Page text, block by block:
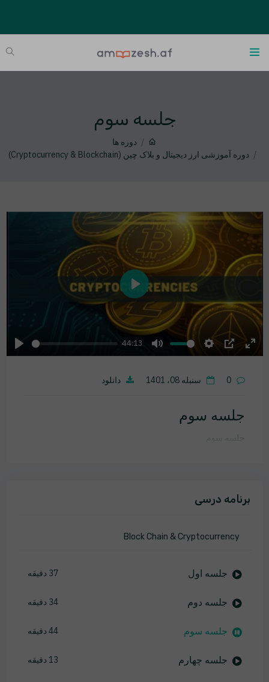
جلسه سوم
دوره ها
دوره آموزشی ارز دیجیتال و بلاک چین (Cryptocurrency & Blockchain)
Play
44:13
Mute Settings
PIP
Play
0 سنبله 08، 1401 دانلود
جلسه سوم
جلسه سوم
برنامه درسی
Block Chain & Cryptocurrency
جلسه اول 37 دقیقه
جلسه دوم 34 دقیقه
جلسه سوم 44 دقیقه
جلسه چهارم 13 دقیقه